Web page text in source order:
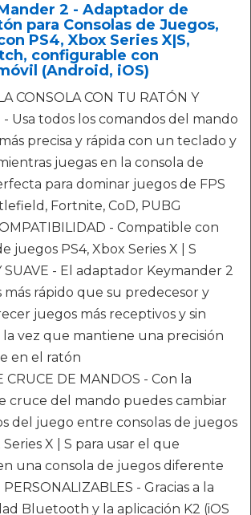
2 - Adaptador de
para Consolas de Juegos,
PS4, Xbox Series X|S,
configurable con
(Android, iOS)
CONSOLA CON TU RATÓN Y
- Usa todos los comandos del mando
precisa y rápida con un teclado y
juegas en la consola de
para dominar juegos de FPS
Fortnite, CoD, PUBG
- Compatible con
juegos PS4, Xbox Series X | S
SUAVE - El adaptador Keymander 2
más rápido que su predecesor y
juegos más receptivos y sin
la vez que mantiene una precisión
en el ratón
CRUCE DE MANDOS - Con la
cruce del mando puedes cambiar
del juego entre consolas de juegos
Series X | S para usar el que
una consola de juegos diferente
PERSONALIZABLES - Gracias a la
Bluetooth y la aplicación K2 (iOS